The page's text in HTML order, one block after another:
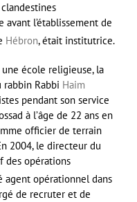
avant l’établissement de
Hébron, était institutrice.
une école religieuse, la
rabbin Rabbi Haim
pendant son service
à l’âge de 22 ans en
officier de terrain
2004, le directeur du
des opérations
agent opérationnel dans
de recruter et de